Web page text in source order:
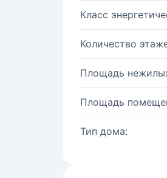
Класс
Количество
Площадь
Площадь
Тип дома: